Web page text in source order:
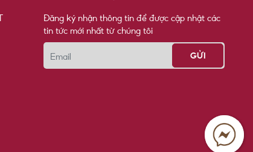
Đăng ký nhận thông tin để được cập nhật các
tin tức mới nhất từ chúng tôi
Email